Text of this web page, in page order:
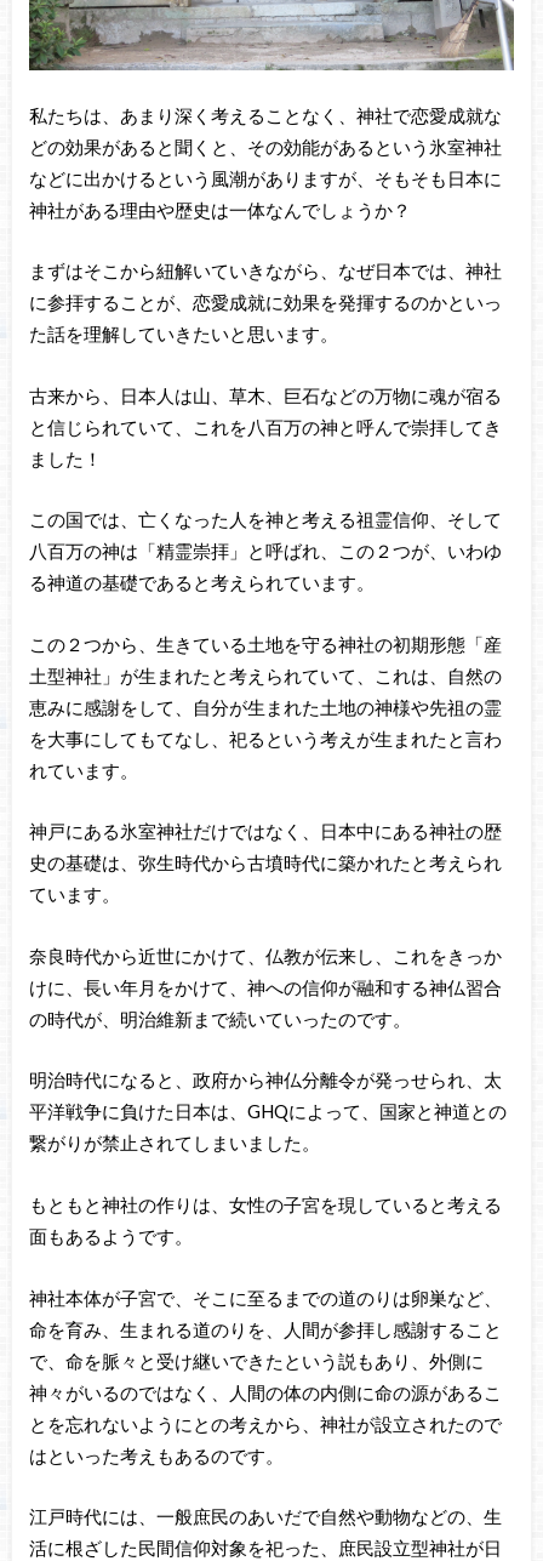
私たちは、あまり深く考えることなく、神社で恋愛成就な
どの効果があると聞くと、その効能があるという氷室神社
などに出かけるという風潮がありますが、そもそも日本に
神社がある理由や歴史は一体なんでしょうか？
まずはそこから紐解いていきながら、なぜ日本では、神社
に参拝することが、恋愛成就に効果を発揮するのかといっ
た話を理解していきたいと思います。
古来から、日本人は山、草木、巨石などの万物に魂が宿る
と信じられていて、これを八百万の神と呼んで崇拝してき
ました！
この国では、亡くなった人を神と考える祖霊信仰、そして
八百万の神は「精霊崇拝」と呼ばれ、この２つが、いわゆ
る神道の基礎であると考えられています。
この２つから、生きている土地を守る神社の初期形態「産
土型神社」が生まれたと考えられていて、これは、自然の
恵みに感謝をして、自分が生まれた土地の神様や先祖の霊
を大事にしてもてなし、祀るという考えが生まれたと言わ
れています。
神戸にある氷室神社だけではなく、日本中にある神社の歴
史の基礎は、弥生時代から古墳時代に築かれたと考えられ
ています。
奈良時代から近世にかけて、仏教が伝来し、これをきっか
けに、長い年月をかけて、神への信仰が融和する神仏習合
の時代が、明治維新まで続いていったのです。
明治時代になると、政府から神仏分離令が発っせられ、太
平洋戦争に負けた日本は、GHQによって、国家と神道との
繋がりが禁止されてしまいました。
もともと神社の作りは、女性の子宮を現していると考える
面もあるようです。
神社本体が子宮で、そこに至るまでの道のりは卵巣など、
命を育み、生まれる道のりを、人間が参拝し感謝すること
で、命を脈々と受け継いできたという説もあり、外側に
神々がいるのではなく、人間の体の内側に命の源があるこ
とを忘れないようにとの考えから、神社が設立されたので
はといった考えもあるのです。
江戸時代には、一般庶民のあいだで自然や動物などの、生
活に根ざした民間信仰対象を祀った、庶民設立型神社が日